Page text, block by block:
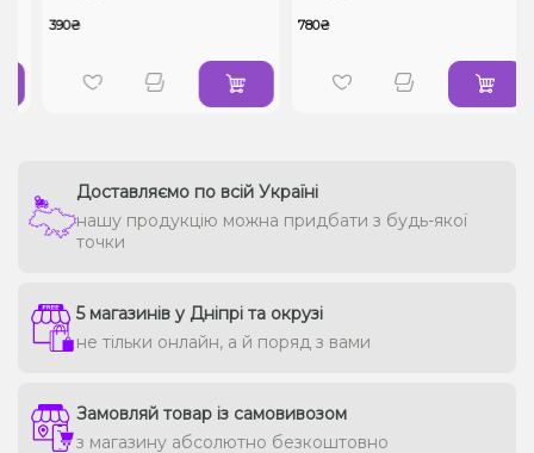
390₴ 780₴
Доставляємо по всій Україні
нашу продукцію можна придбати з будь-якої
точки
5 магазинів у Дніпрі та окрузі
не тільки онлайн, а й поряд з вами
Замовляй товар із самовивозом
з магазину абсолютно безкоштовно